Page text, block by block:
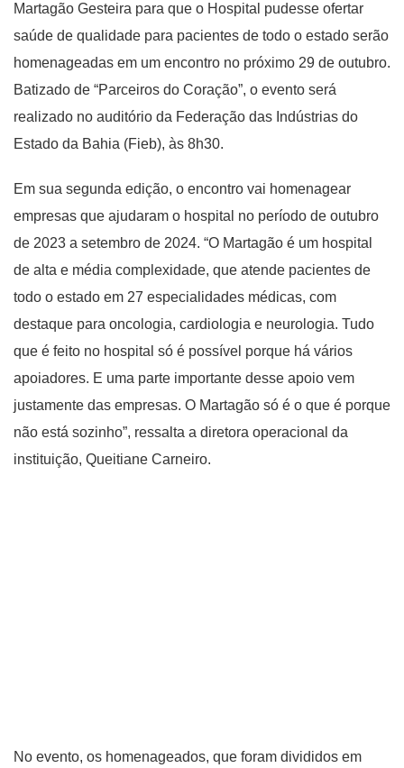
Martagão Gesteira para que o Hospital pudesse ofertar
saúde de qualidade para pacientes de todo o estado serão
homenageadas em um encontro no próximo 29 de outubro.
Batizado de “Parceiros do Coração”, o evento será
realizado no auditório da Federação das Indústrias do
Estado da Bahia (Fieb), às 8h30.
Em sua segunda edição, o encontro vai homenagear
empresas que ajudaram o hospital no período de outubro
de 2023 a setembro de 2024. “O Martagão é um hospital
de alta e média complexidade, que atende pacientes de
todo o estado em 27 especialidades médicas, com
destaque para oncologia, cardiologia e neurologia. Tudo
que é feito no hospital só é possível porque há vários
apoiadores. E uma parte importante desse apoio vem
justamente das empresas. O Martagão só é o que é porque
não está sozinho”, ressalta a diretora operacional da
instituição, Queitiane Carneiro.
No evento, os homenageados, que foram divididos em